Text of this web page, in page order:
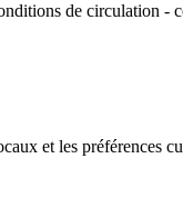
de circulation -
et les préférences